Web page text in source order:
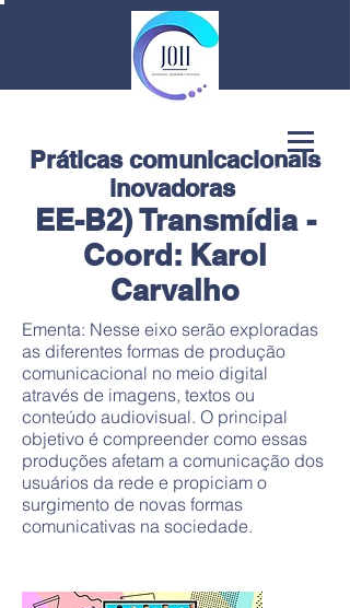
Práticas comunicacionais
inovadoras ​
EE-B2) Transmídia -
Coord: Karol
Carvalho
Ementa: Nesse eixo serão exploradas
as diferentes formas de produção
comunicacional no meio digital
através de imagens, textos ou
conteúdo audiovisual. O principal
objetivo é compreender como essas
produções afetam a comunicação dos
usuários da rede e propiciam o
surgimento de novas formas
comunicativas na sociedade.